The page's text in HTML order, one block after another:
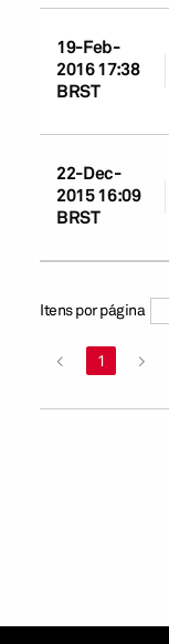
19-Feb-
2016 17:38
BRST
22-Dec-
2015 16:09
BRST
Itens por página
< 1 >